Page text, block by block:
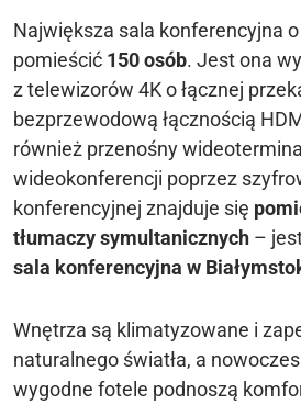
Największa sala konferencyjna
pomieścić 150 osób. Jest ona
z telewizorów 4K o łącznej
bezprzewodową łącznością
również przenośny
wideokonferencji poprzez
konferencyjnej znajduje się
tłumaczy symultanicznych –
sala konferencyjna w
Wnętrza są klimatyzowane i
naturalnego światła, a
wygodne fotele podnoszą